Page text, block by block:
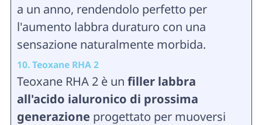
a un anno, rendendolo perfetto per
l'aumento labbra duraturo con una
sensazione naturalmente morbida.
10. Teoxane RHA 2
Teoxane RHA 2 è un filler labbra
all'acido ialuronico di prossima
generazione progettato per muoversi